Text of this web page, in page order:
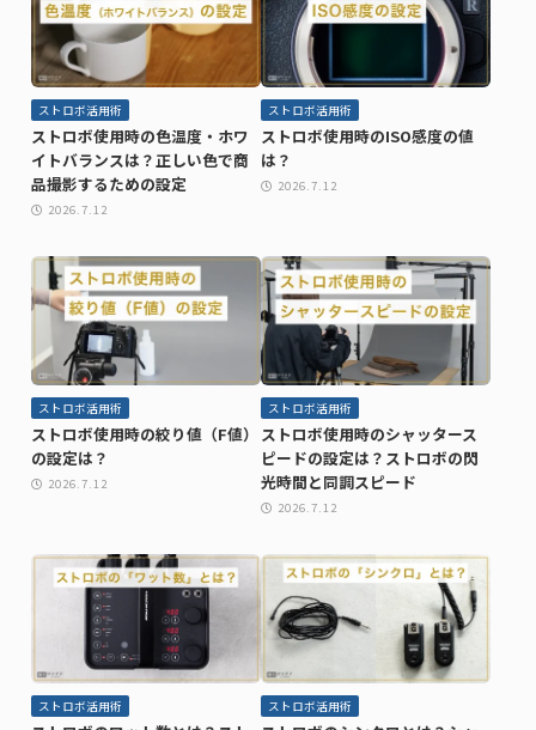
ストロボ活用術
ストロボ使用時の色温度・ホワ
イトバランスは？正しい色で商
品撮影するための設定
2026.7.12
ストロボ活用術
ストロボ使用時のISO感度の値
は？
2026.7.12
ストロボ活用術
ストロボ使用時の絞り値（F値）
の設定は？
2026.7.12
ストロボ活用術
ストロボ使用時のシャッタース
ピードの設定は？ストロボの閃
光時間と同調スピード
2026.7.12
ストロボ活用術 ストロボ活用術